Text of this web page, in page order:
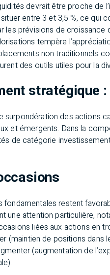
devrait être proche de
entre 3 et 3,5 %, ce qui
les prévisions de croissance
tempère
non traditionnels
des outils utiles pour la
stratégique
surpondération des actions
et émergents. Dans la
de catégorie
fondamentales restent
une attention particulière,
liées aux actions en
(maintien de positions
(augmentation de